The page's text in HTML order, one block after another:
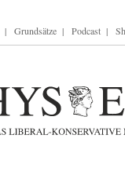
Grundsätze Podcast